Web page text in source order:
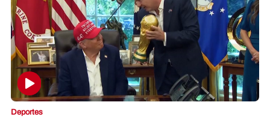
Deportes